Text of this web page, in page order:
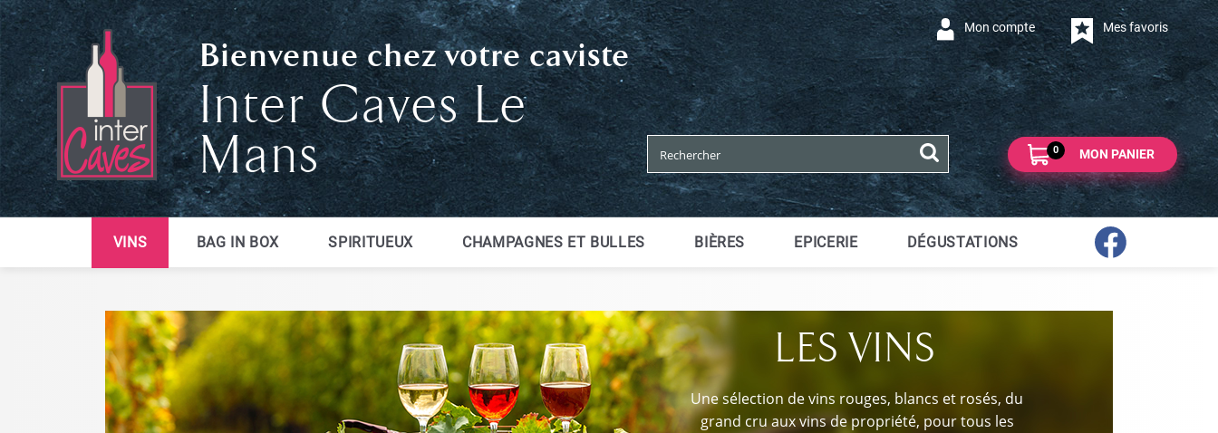
Mes favoris
Mon compte
Bienvenue chez votre caviste
Inter Caves Le
Mans
MON PANIER
0
VINS BAG IN BOX SPIRITUEUX CHAMPAGNES ET BULLES BIÈRES EPICERIE DÉGUSTATIONS
LES VINS
Une sélection de vins rouges, blancs et rosés, du
grand cru aux vins de propriété, pour tous les